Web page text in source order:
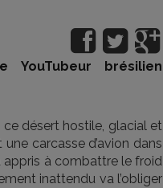
brésilien
ce désert hostile, glacial et
carcasse d’avion dans
appris à combattre le froid
inattendu va l’obliger